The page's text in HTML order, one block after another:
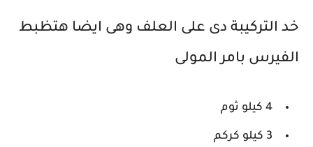
خد التركيبة دى على العلف وهى ايضا هتظبط
الفيرس بامر المولى
4 كيلو ثوم
3 كيلو كركم